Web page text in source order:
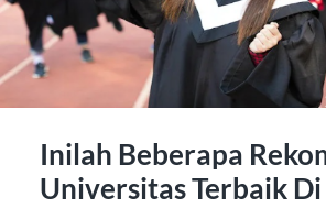
Inilah Beberapa
Universitas Terbaik